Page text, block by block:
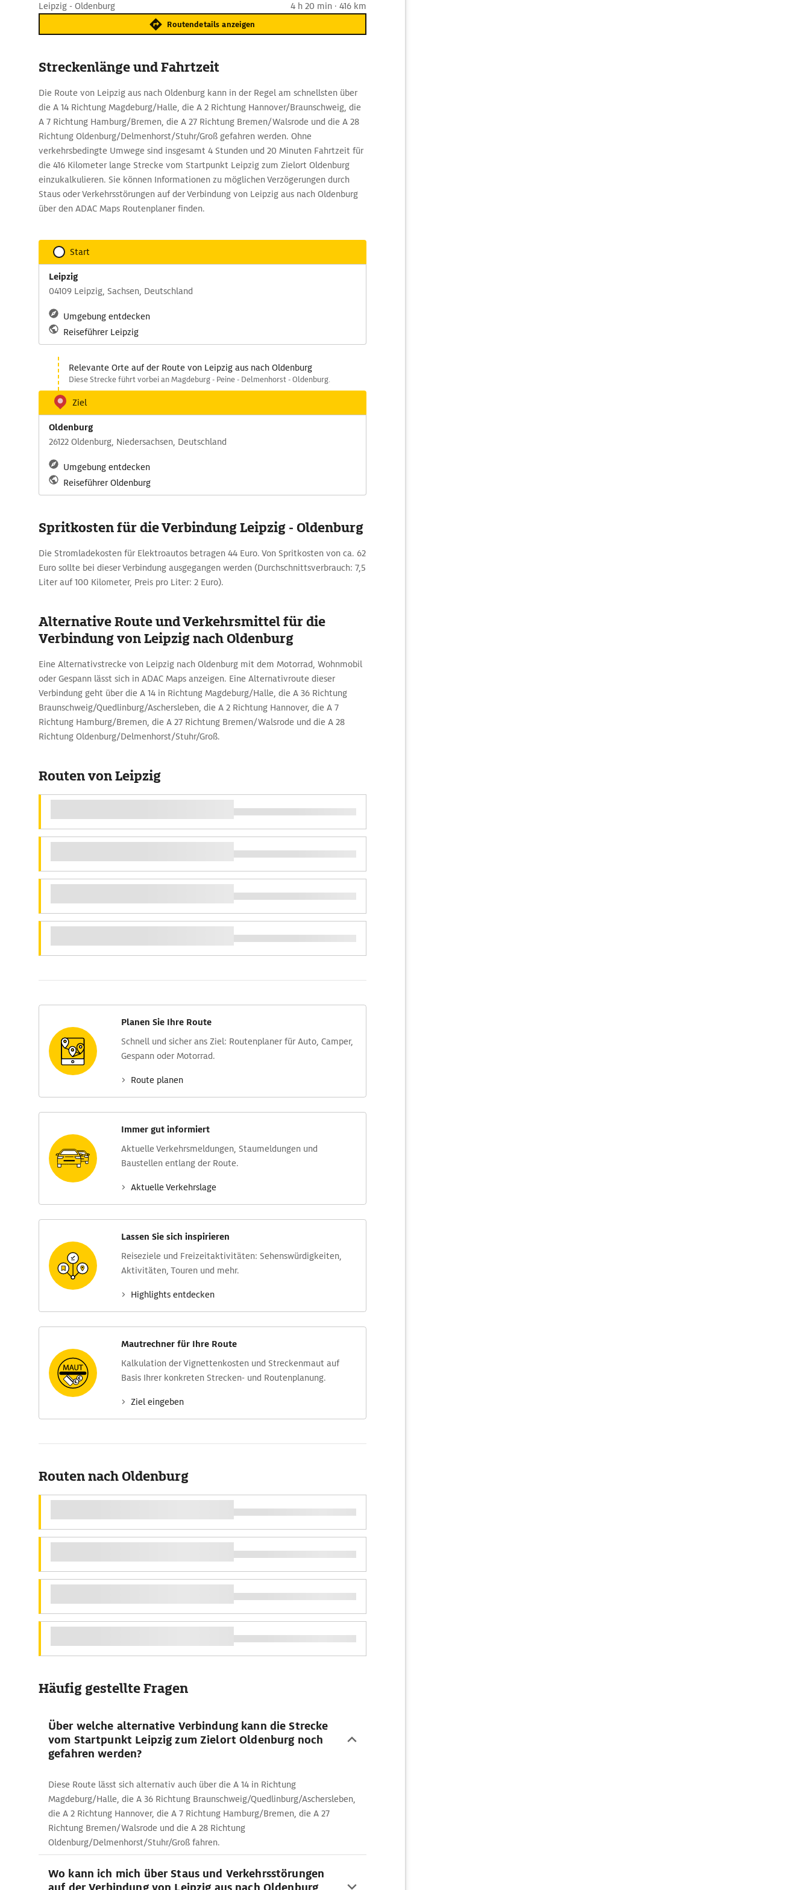
Leipzig - Oldenburg 4 h 20 min · 416 km
Routendetails anzeigen
Streckenlänge und Fahrtzeit
Die Route von Leipzig aus nach Oldenburg kann in der Regel am schnellsten über
die A 14 Richtung Magdeburg/Halle, die A 2 Richtung Hannover/Braunschweig, die
A 7 Richtung Hamburg/Bremen, die A 27 Richtung Bremen/Walsrode und die A 28
Richtung Oldenburg/Delmenhorst/Stuhr/Groß gefahren werden. Ohne
verkehrsbedingte Umwege sind insgesamt 4 Stunden und 20 Minuten Fahrtzeit für
die 416 Kilometer lange Strecke vom Startpunkt Leipzig zum Zielort Oldenburg
einzukalkulieren. Sie können Informationen zu möglichen Verzögerungen durch
Staus oder Verkehrsstörungen auf der Verbindung von Leipzig aus nach Oldenburg
über den ADAC Maps Routenplaner finden.
Start
Leipzig
04109 Leipzig, Sachsen, Deutschland
Umgebung entdecken
Reiseführer Leipzig
Relevante Orte auf der Route von Leipzig aus nach Oldenburg
Diese Strecke führt vorbei an Magdeburg - Peine - Delmenhorst - Oldenburg.
Ziel
Oldenburg
26122 Oldenburg, Niedersachsen, Deutschland
Umgebung entdecken
Reiseführer Oldenburg
Spritkosten für die Verbindung Leipzig - Oldenburg
Die Stromladekosten für Elektroautos betragen 44 Euro. Von Spritkosten von ca. 62
Euro sollte bei dieser Verbindung ausgegangen werden (Durchschnittsverbrauch: 7,5
Liter auf 100 Kilometer, Preis pro Liter: 2 Euro).
Alternative Route und Verkehrsmittel für die
Verbindung von Leipzig nach Oldenburg
Eine Alternativstrecke von Leipzig nach Oldenburg mit dem Motorrad, Wohnmobil
oder Gespann lässt sich in ADAC Maps anzeigen. Eine Alternativroute dieser
Verbindung geht über die A 14 in Richtung Magdeburg/Halle, die A 36 Richtung
Braunschweig/Quedlinburg/Aschersleben, die A 2 Richtung Hannover, die A 7
Richtung Hamburg/Bremen, die A 27 Richtung Bremen/Walsrode und die A 28
Richtung Oldenburg/Delmenhorst/Stuhr/Groß.
Routen von Leipzig
Planen Sie Ihre Route
Schnell und sicher ans Ziel: Routen­planer für Auto, Camper,
Gespann oder Motorrad.
Route planen
Immer gut informiert
Aktuelle Verkehrs­meldungen, Stau­meldungen und
Baustellen entlang der Route.
Aktuelle Verkehrs­lage
Lassen Sie sich inspirieren
Reise­ziele und Freizeit­aktivitäten: Sehens­würdig­keiten,
Aktivitäten, Touren und mehr.
Highlights entdecken
Mautrechner für Ihre Route
Kalkulation der Vignettenkosten und Streckenmaut auf
Basis Ihrer konkreten Strecken- und Routenplanung.
Ziel eingeben
Routen nach Oldenburg
Häufig gestellte Fragen
Über welche alternative Verbindung kann die Strecke
vom Startpunkt Leipzig zum Zielort Oldenburg noch
gefahren werden?
Diese Route lässt sich alternativ auch über die A 14 in Richtung
Magdeburg/Halle, die A 36 Richtung Braunschweig/Quedlinburg/Aschersleben,
die A 2 Richtung Hannover, die A 7 Richtung Hamburg/Bremen, die A 27
Richtung Bremen/Walsrode und die A 28 Richtung
Oldenburg/Delmenhorst/Stuhr/Groß fahren.
Wo kann ich mich über Staus und Verkehrsstörungen